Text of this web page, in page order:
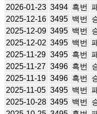
2026-01-23 3494 흑번
2025-12-16 3495 백번
2025-12-09 3495 백번
2025-12-02 3495 백번
2025-11-29 3495 흑번
2025-11-27 3496 흑번
2025-11-19 3496 흑번
2025-11-05 3495 백번
2025-10-28 3495 백번